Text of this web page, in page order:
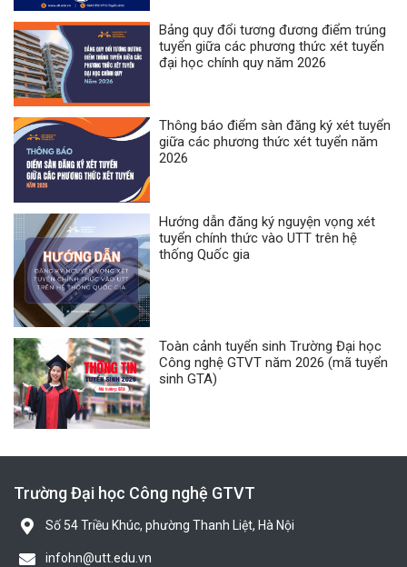
Bảng quy đổi tương đương điểm trúng
tuyển giữa các phương thức xét tuyển
đại học chính quy năm 2026
Thông báo điểm sàn đăng ký xét tuyển
giữa các phương thức xét tuyển năm
2026
Hướng dẫn đăng ký nguyện vọng xét
tuyển chính thức vào UTT trên hệ
thống Quốc gia
Toàn cảnh tuyển sinh Trường Đại học
Công nghệ GTVT năm 2026 (mã tuyển
sinh GTA)
Trường Đại học Công nghệ GTVT
Số 54 Triều Khúc, phường Thanh Liệt, Hà Nội
infohn@utt.edu.vn